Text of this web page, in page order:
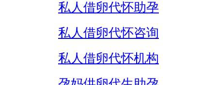
私人借卵代怀助孕
私人借卵代怀咨询
私人借卵代怀机构